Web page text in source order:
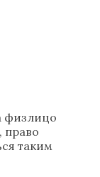
физлицо
право
таким